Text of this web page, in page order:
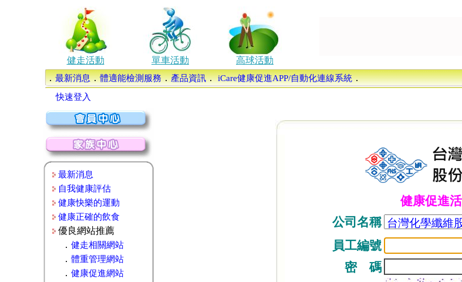
健走活動 單車活動 高球活動
．最新消息．體適能檢測服務．產品資訊．iCare健康促進APP/自動化連線系統．
快速登入
最新消息
自我健康評估
健康快樂的運動
健康正確的飲食
優良網站推薦
． 健走相關網站
． 體重管理網站
． 健康促進網站
健康促進
公司名稱
員工編號
密 碼